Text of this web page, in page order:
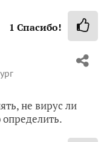
1 Спасибо!
не вирус ли